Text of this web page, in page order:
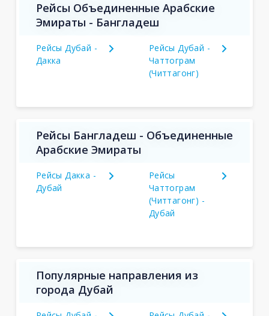
Рейсы Объединенные Арабские
Эмираты - Бангладеш
Рейсы Дубай -
Дакка
Рейсы Дубай -
Чаттограм
(Читтагонг)
Рейсы Бангладеш - Объединенные
Арабские Эмираты
Рейсы Дакка -
Дубай
Рейсы
Чаттограм
(Читтагонг) -
Дубай
Популярные направления из
города Дубай